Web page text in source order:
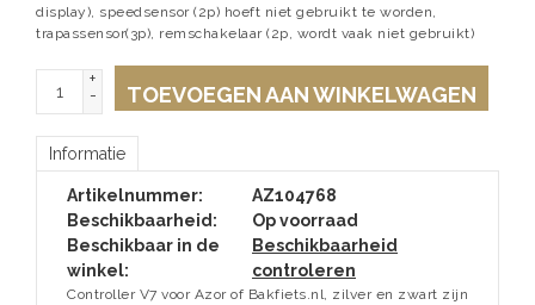
display), speedsensor (2p) hoeft niet gebruikt te worden,
trapassensor(3p), remschakelaar (2p, wordt vaak niet gebruikt)
+
-
TOEVOEGEN AAN WINKELWAGEN
Informatie
Artikelnummer:
AZ104768
Beschikbaarheid:
Op voorraad
Beschikbaar in de
winkel:
Beschikbaarheid
controleren
Controller V7 voor Azor of Bakfiets.nl, zilver en zwart zijn